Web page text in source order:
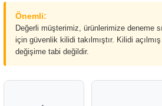
Önemli:
Değerli müşterimiz, ürünlerimize deneme
için güvenlik kilidi takılmıştır. Kilidi
değişime tabi değildir.